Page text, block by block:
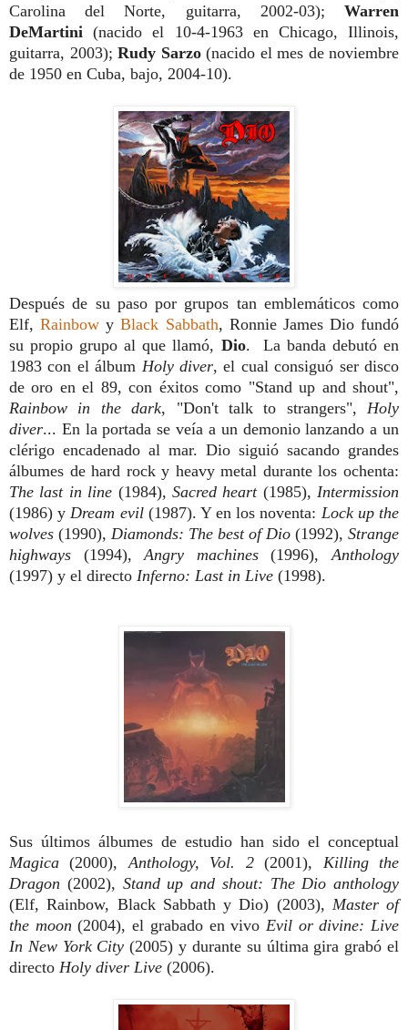
Carolina del Norte, guitarra, 2002-03); Warren
DeMartini
(nacido el 10-4-1963 en Chicago, Illinois,
guitarra, 2003); Rudy Sarzo (nacido el mes de noviembre
de 1950 en Cuba, bajo, 2004-10).
Después de su paso por grupos tan emblemáticos como
Elf,Rainbow yBlack Sabbath, Ronnie James Dio fundó
su propio grupo al que llamó, Dio. La banda debutó en
1983 con el álbum Holy diver, el cual consiguó ser disco
de oro en el 89, con éxitos como "Stand up and shout",
Rainbow in the dark, "Don't talk to strangers", Holy
diver... En la portada se veía a un demonio lanzando a un
clérigo encadenado al mar. Dio siguió sacando grandes
álbumes de hard rock y heavy metal durante los ochenta:
The last in line (1984), Sacred heart(1985), Intermission
(1986) y Dream evil(1987). Y en los noventa: Lock up the
wolves (1990), Diamonds: The best of Dio (1992), Strange
highways (1994),Angry machines(1996),Anthology
(1997) y el directo Inferno: Last in Live (1998).
Sus últimos álbumes de estudio han sido el conceptual
Magica(2000), Anthology, Vol. 2(2001),
Killing the
Dragon (2002), Stand up and shout: The Dio anthology
(Elf, Rainbow, Black Sabbath y Dio) (2003), Master of
the moon (2004), el grabado en vivo Evil or divine: Live
In New York City(2005) y durante su última gira grabó el
directo Holy diver Live (2006).